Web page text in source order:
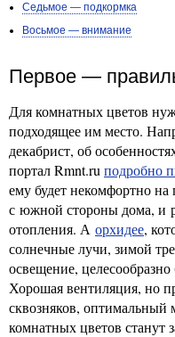
Седьмое — подкормка
Восьмое — внимание
Первое —
Для комнатных цветов
подходящее им место.
декабрист, об
портал Rmnt.ru подробно
ему будет некомфортно
с южной стороны дома, и
отопления. А орхидее,
солнечные лучи, зимой
освещение, целесообразно
Хорошая вентиляция, но
сквозняков, оптимальный
комнатных цветов станут